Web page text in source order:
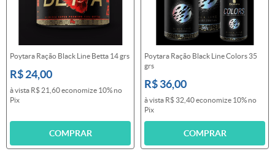
Poytara Ração Black Line Betta 14 grs
R$ 24,00
à vista R$ 21,60economize 10% no
Pix
COMPRAR
Poytara Ração Black Line Colors 35
grs
R$ 36,00
à vista R$ 32,40economize 10% no
Pix
COMPRAR